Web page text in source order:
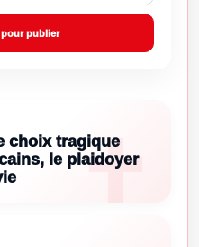
publier
choix tragique
le plaidoyer